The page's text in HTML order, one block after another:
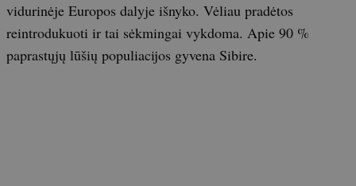
vidurinėje Europos dalyje išnyko. Vėliau pradėtos
reintrodukuoti ir tai sėkmingai vykdoma. Apie 90 %
paprastųjų lūšių populiacijos gyvena Sibire.